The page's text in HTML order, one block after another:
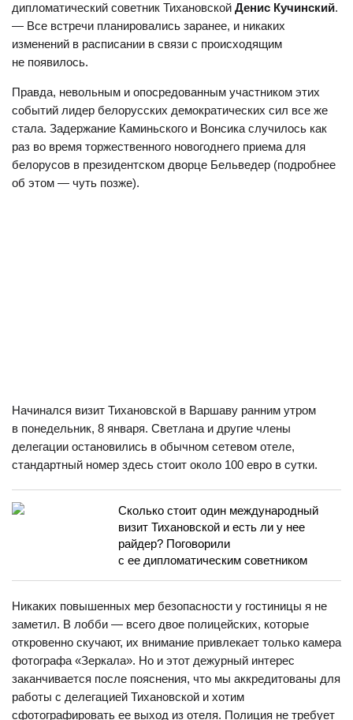
дипломатический советник Тихановской Денис Кучинский.
— Все встречи планировались заранее, и никаких
изменений в расписании в связи с происходящим
не появилось.
Правда, невольным и опосредованным участником этих
событий лидер белорусских демократических сил все же
стала. Задержание Каминьского и Вонсика случилось как
раз во время торжественного новогоднего приема для
белорусов в президентском дворце Бельведер (подробнее
об этом — чуть позже).
Начинался визит Тихановской в Варшаву ранним утром
в понедельник, 8 января. Светлана и другие члены
делегации остановились в обычном сетевом отеле,
стандартный номер здесь стоит около 100 евро в сутки.
Сколько стоит один международный
визит Тихановской и есть ли у нее
райдер? Поговорили
с ее дипломатическим советником
Никаких повышенных мер безопасности у гостиницы я не
заметил. В лобби — всего двое полицейских, которые
откровенно скучают, их внимание привлекает только камера
фотографа «Зеркала». Но и этот дежурный интерес
заканчивается после пояснения, что мы аккредитованы для
работы с делегацией Тихановской и хотим
сфотографировать ее выход из отеля. Полиция не требует